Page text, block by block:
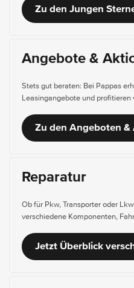
Zu den Jungen
Angebote &
Stets gut beraten: Bei Pappas
Leasingangebote und
Zu den Angeboten &
Reparatur
Ob für Pkw, Transporter oder
verschiedene Komponenten,
Jetzt Überblick